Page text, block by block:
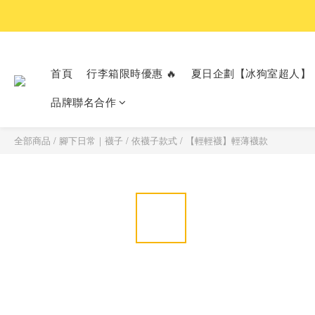
首頁 行李箱限時優惠 🔥
夏日企劃【冰狗室超人】
品牌聯名合作
全部商品 / 腳下日常｜襪子 / 依襪子款式 / 【輕輕襪】輕薄襪款